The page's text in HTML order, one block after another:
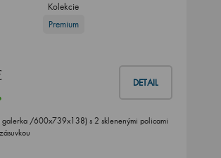
Kolekcie
Premium
DETAIL
galerka /600x739x138) s 2 sklenenými policami